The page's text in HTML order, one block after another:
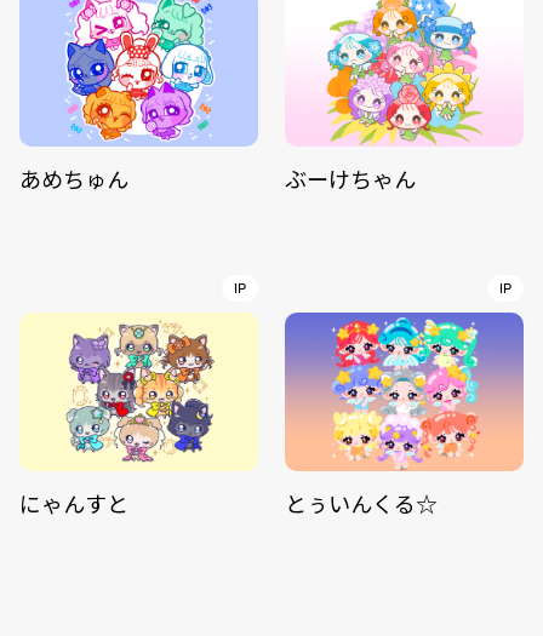
あめちゅん ぶーけちゃん
IP
にゃんすと
IP
とぅいんくる☆